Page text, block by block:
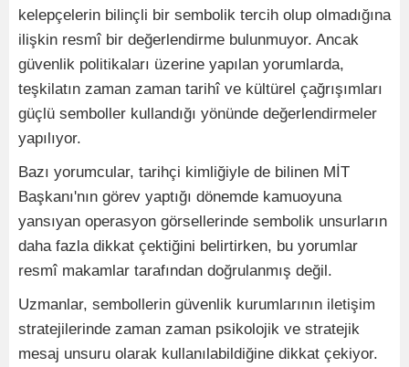
kelepçelerin bilinçli bir sembolik tercih olup olmadığına
ilişkin resmî bir değerlendirme bulunmuyor. Ancak
güvenlik politikaları üzerine yapılan yorumlarda,
teşkilatın zaman zaman tarihî ve kültürel çağrışımları
güçlü semboller kullandığı yönünde değerlendirmeler
yapılıyor.
Bazı yorumcular, tarihçi kimliğiyle de bilinen MİT
Başkanı'nın görev yaptığı dönemde kamuoyuna
yansıyan operasyon görsellerinde sembolik unsurların
daha fazla dikkat çektiğini belirtirken, bu yorumlar
resmî makamlar tarafından doğrulanmış değil.
Uzmanlar, sembollerin güvenlik kurumlarının iletişim
stratejilerinde zaman zaman psikolojik ve stratejik
mesaj unsuru olarak kullanılabildiğine dikkat çekiyor.